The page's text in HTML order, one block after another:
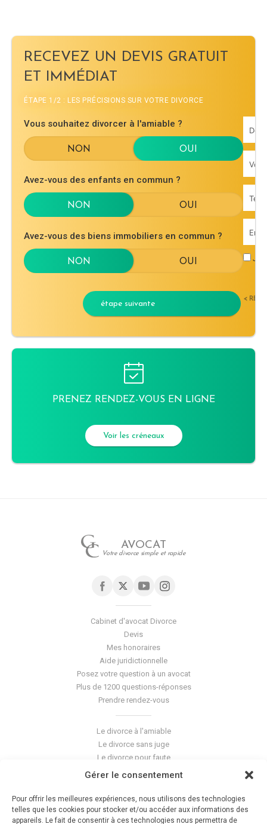
Gérer le consentement
Pour offrir les meilleures expériences, nous utilisons des technologies
telles que les cookies pour stocker et/ou accéder aux informations des
appareils. Le fait de consentir à ces technologies nous permettra de
RECEVEZ UN DEVIS GRATUIT
ET IMMÉDIAT
ÉTAPE 1/2 : LES PRÉCISIONS SUR VOTRE DIVORCE
Vous souhaitez divorcer à l'amiable ?
Avez-vous des enfants en commun ?
Avez-vous des biens immobiliers en commun ?
étape suivante <
PRENEZ RENDEZ-VOUS EN LIGNE
Voir les créneaux
AVOCAT
Votre divorce simple et rapide
Cabinet d'avocat Divorce
Devis
Mes honoraires
Aide juridictionnelle
Posez votre question à un avocat
Plus de 1200 questions-réponses
Prendre rendez-vous
Le divorce à l'amiable
Le divorce sans juge
Le divorce pour faute
Le divorce accepté
La séparation de corps
Les violences conjugales